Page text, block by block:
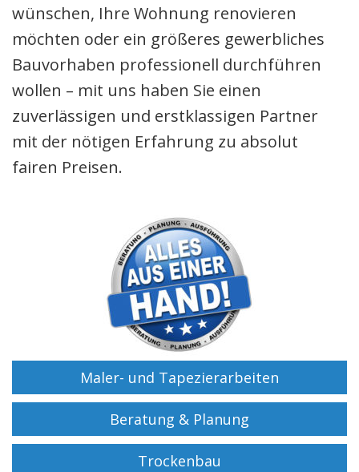
Referenzen
wünschen, Ihre Wohnung renovieren
möchten oder ein größeres gewerbliches
Bauvorhaben professionell durchführen
wollen – mit uns haben Sie einen
zuverlässigen und erstklassigen Partner
mit der nötigen Erfahrung zu absolut
fairen Preisen.
Maler- und Tapezierarbeiten
Beratung & Planung
Trockenbau